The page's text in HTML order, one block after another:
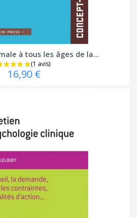
à tous les âges de la...
16,90 €